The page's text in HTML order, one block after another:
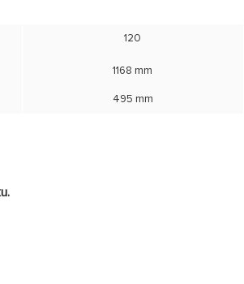
120
1168 mm
495 mm